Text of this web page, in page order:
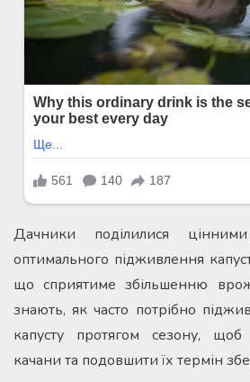
Дачники поділилися
оптимального підживлення
що сприятиме збільшенню
знають, як часто потрібно
капусту протягом сезону, щоб
качани та подовшити їх термін